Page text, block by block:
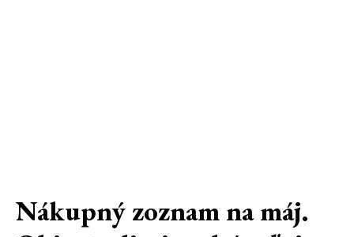
Nákupný zoznam na máj.